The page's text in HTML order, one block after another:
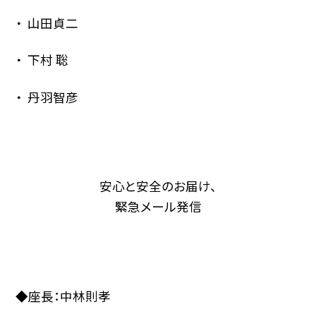
山田貞二
下村 聡
丹羽智彦
安心と安全のお届け、
緊急メール発信
◆座長：中林則孝